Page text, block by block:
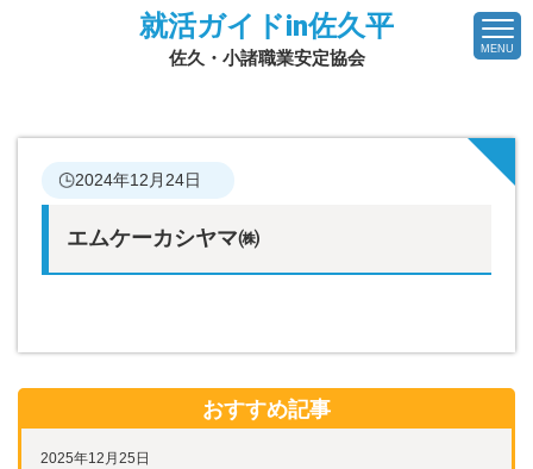
就活ガイドin佐久平
佐久・小諸職業安定協会 MENU
2024年12月24日
エムケーカシヤマ㈱
おすすめ記事
2025年12月25日